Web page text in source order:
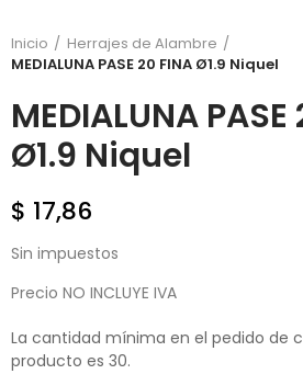
Inicio
Herrajes de Alambre
MEDIALUNA PASE 20 FINA Ø1.9 Niquel
MEDIALUNA
Ø1.9 Niquel
$ 17,86
Sin impuestos
Precio NO INCLUYE IVA
La cantidad mínima en el pedido de
producto es 30.